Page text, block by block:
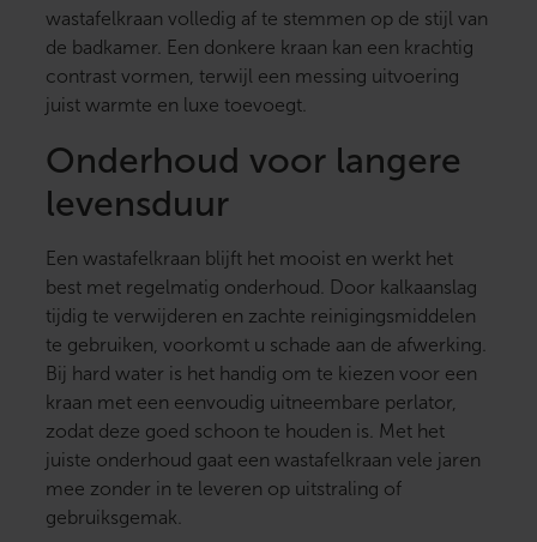
wastafelkraan volledig af te stemmen op de stijl van
de badkamer. Een donkere kraan kan een krachtig
contrast vormen, terwijl een messing uitvoering
juist warmte en luxe toevoegt.
Onderhoud voor langere
levensduur
Een wastafelkraan blijft het mooist en werkt het
best met regelmatig onderhoud. Door kalkaanslag
tijdig te verwijderen en zachte reinigingsmiddelen
te gebruiken, voorkomt u schade aan de afwerking.
Bij hard water is het handig om te kiezen voor een
kraan met een eenvoudig uitneembare perlator,
zodat deze goed schoon te houden is. Met het
juiste onderhoud gaat een wastafelkraan vele jaren
mee zonder in te leveren op uitstraling of
gebruiksgemak.